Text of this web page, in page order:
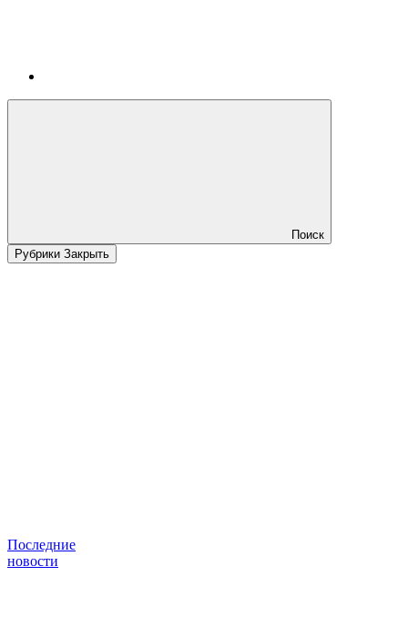
Поиск
Рубрики Закрыть
Последние
новости